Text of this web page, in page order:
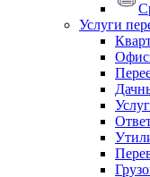
Услуги